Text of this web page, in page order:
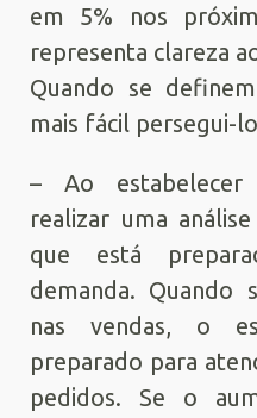
em 5% nos
representa clareza
Quando se
mais fácil persegui-
– Ao estabelecer
realizar uma
que está
demanda. Quando
nas vendas, o
preparado para
pedidos. Se o